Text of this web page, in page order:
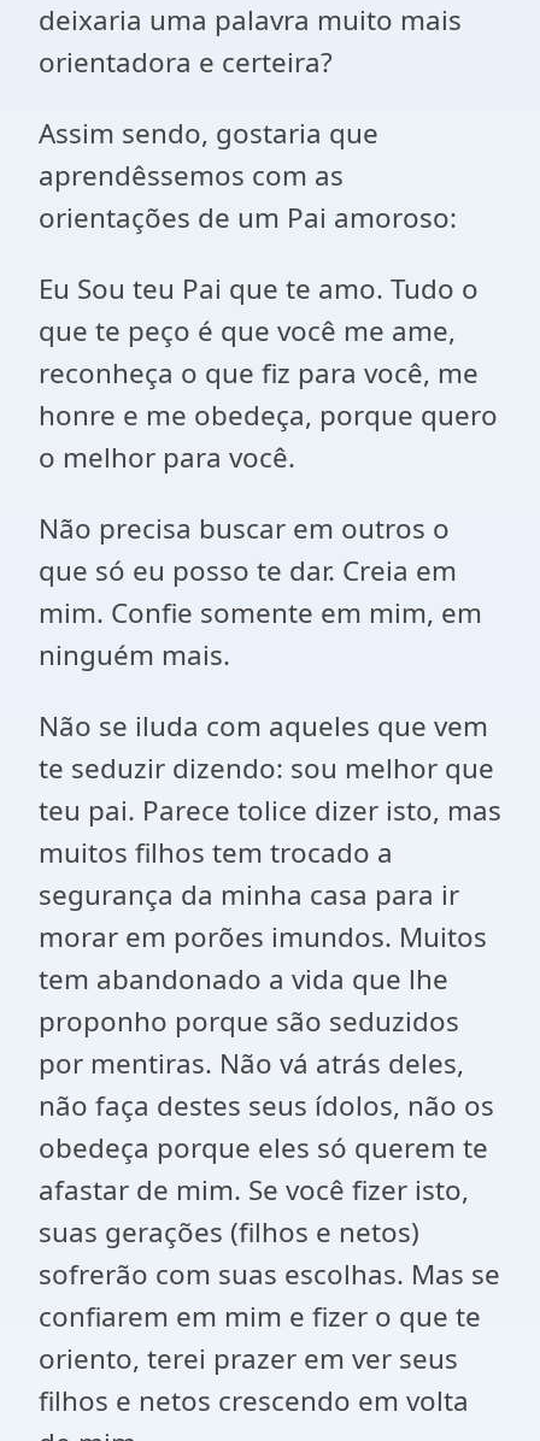
deixaria uma palavra muito mais
orientadora e certeira?
Assim sendo, gostaria que
aprendêssemos com as
orientações de um Pai amoroso:
Eu Sou teu Pai que te amo. Tudo o
que te peço é que você me ame,
reconheça o que fiz para você, me
honre e me obedeça, porque quero
o melhor para você.
Não precisa buscar em outros o
que só eu posso te dar. Creia em
mim. Confie somente em mim, em
ninguém mais.
Não se iluda com aqueles que vem
te seduzir dizendo: sou melhor que
teu pai. Parece tolice dizer isto, mas
muitos filhos tem trocado a
segurança da minha casa para ir
morar em porões imundos. Muitos
tem abandonado a vida que lhe
proponho porque são seduzidos
por mentiras. Não vá atrás deles,
não faça destes seus ídolos, não os
obedeça porque eles só querem te
afastar de mim. Se você fizer isto,
suas gerações (filhos e netos)
sofrerão com suas escolhas. Mas se
confiarem em mim e fizer o que te
oriento, terei prazer em ver seus
filhos e netos crescendo em volta